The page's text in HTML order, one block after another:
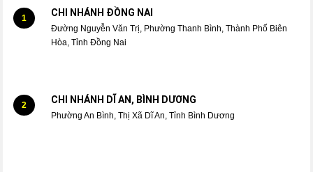
1 CHI NHÁNH ĐỒNG NAI
Đường Nguyễn Văn Trị, Phường Thanh Bình, Thành Phố Biên
Hòa, Tỉnh Đồng Nai
2 CHI NHÁNH DĨ AN, BÌNH DƯƠNG
Phường An Bình, Thị Xã Dĩ An, Tỉnh Bình Dương